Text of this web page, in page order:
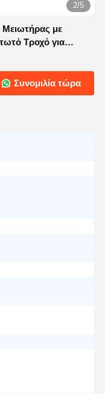
2/5
με
Τροχό για
Μηχανημάτων
Συνομιλία τώρα